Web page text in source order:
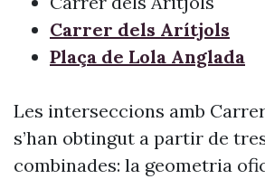
Carrer dels Arítjols
Plaça de Lola Anglada
Les interseccions amb
s’han obtingut a partir de
combinades: la geometria